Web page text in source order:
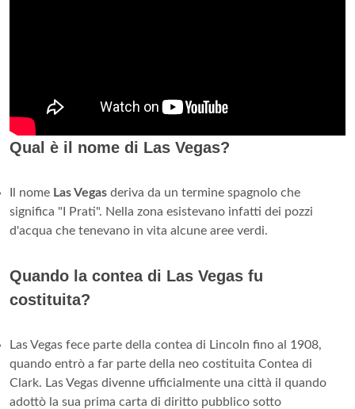
Qual è il nome di Las Vegas?
Il nome Las Vegas deriva da un termine spagnolo che
significa "I Prati". Nella zona esistevano infatti dei pozzi
d'acqua che tenevano in vita alcune aree verdi.
Quando la contea di Las Vegas fu
costituita?
Las Vegas fece parte della contea di Lincoln fino al 1908,
quando entrò a far parte della neo costituita Contea di
Clark. Las Vegas divenne ufficialmente una città il quando
adottò la sua prima carta di diritto pubblico sotto